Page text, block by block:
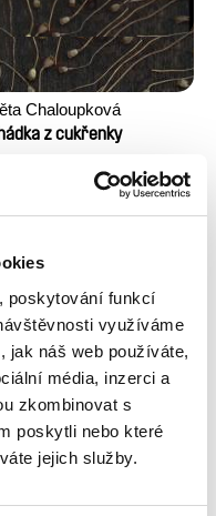
poskytování funkcí
využíváme
jak náš web používáte,
média, inzerci a
zkombinovat s
poskytli nebo které
jejich služby.
Chaloupková
z cukřenky
Kallistová Jablonská
láska